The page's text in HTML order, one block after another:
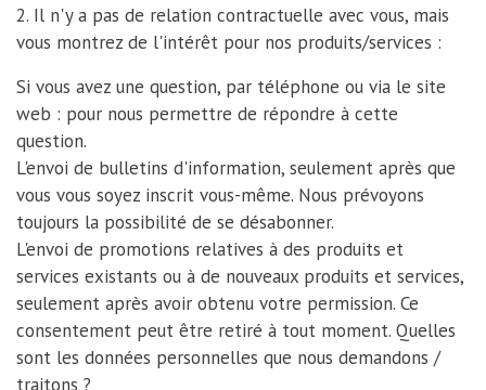
2. Il n'y a pas de relation contractuelle avec vous, mais
vous montrez de l'intérêt pour nos produits/services :
Si vous avez une question, par téléphone ou via le site
web : pour nous permettre de répondre à cette
question.
L'envoi de bulletins d'information, seulement après que
vous vous soyez inscrit vous-même. Nous prévoyons
toujours la possibilité de se désabonner.
L'envoi de promotions relatives à des produits et
services existants ou à de nouveaux produits et services,
seulement après avoir obtenu votre permission. Ce
consentement peut être retiré à tout moment. Quelles
sont les données personnelles que nous demandons /
traitons ?